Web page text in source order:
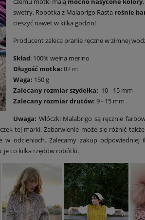
swetry. Robótka z Malabrigo Rasta rośnie
cieszyć nawet w kilka godzin!
Producent zaleca pranie ręczne w zimnej
Skład: 100% wełna merino
Długość motka: 82 m
Waga: 150 g
Zalecany rozmiar szydełka: 10 - 15 mm
Zalecany rozmiar drutów: 9 - 15 mm
Uwaga: Włóczki Malabrigo są ręcznie
tej marki. Zabarwienie może się różnić
w odcieniach. Zalecamy zakup
je co kilka rzędów robótki.